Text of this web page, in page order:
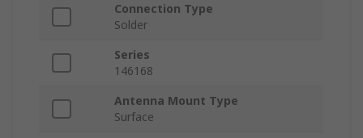
Connection Type
Solder
Series
146168
Antenna Mount Type
Surface